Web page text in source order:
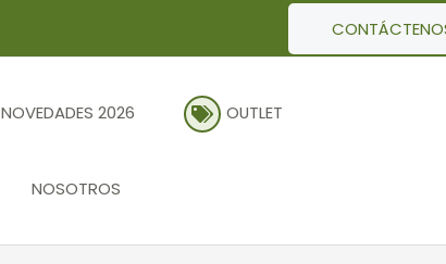
NOVEDADES 2026 OUTLET
NOSOTROS